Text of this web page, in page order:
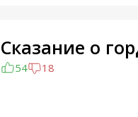
Сказание о
54
18